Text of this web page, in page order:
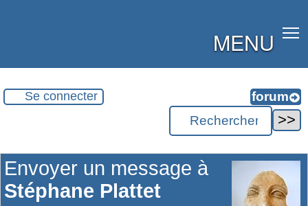
MENU
Se connecter
Envoyer un message à
Stéphane Plattet